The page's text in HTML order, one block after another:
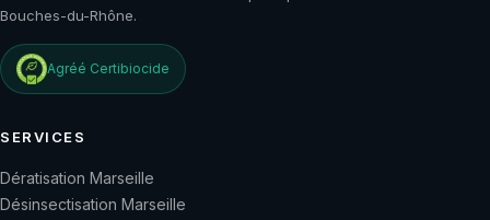
Bouches-du-Rhône.
Agréé Certibiocide
SERVICES
Dératisation Marseille
Désinsectisation Marseille